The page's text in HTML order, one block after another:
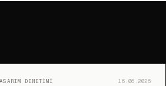
DENETIMI 16.06.2026